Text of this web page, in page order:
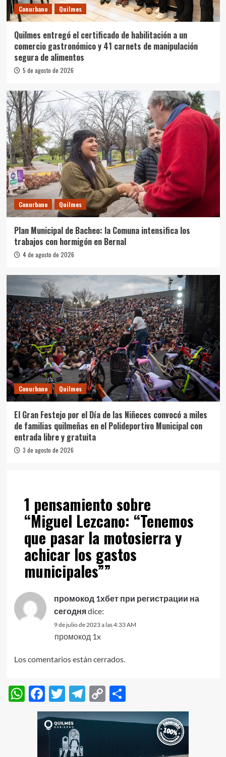
Conurbano Quilmes
Quilmes entregó el certificado de habilitación a un
comercio gastronómico y 41 carnets de manipulación
segura de alimentos
5 de agosto de 2026
Conurbano Quilmes
Plan Municipal de Bacheo: la Comuna intensifica los
trabajos con hormigón en Bernal
4 de agosto de 2026
Conurbano Quilmes
El Gran Festejo por el Día de las Niñeces convocó a miles
de familias quilmeñas en el Polideportivo Municipal con
entrada libre y gratuita
3 de agosto de 2026
1 pensamiento sobre
“Miguel Lezcano: “Tenemos
que pasar la motosierra y
achicar los gastos
municipales””
промокод 1хбет при регистрации на
сегодняdice:
9 de julio de 2023 a las 4:33 AM
промокод 1x
Los comentarios están cerrados.
WhatsApp
Facebook
Twitter
Telegram
Copy
Link
Compartir